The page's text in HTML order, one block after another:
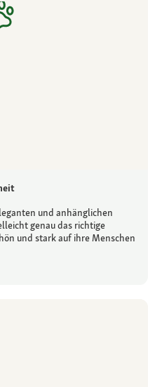
und anhänglichen
genau das richtige
und stark auf ihre Menschen